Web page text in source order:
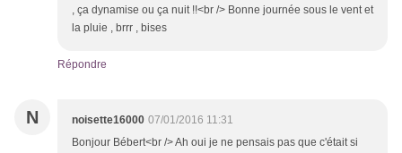
, ça dynamise ou ça nuit !!<br /> Bonne journée sous le vent et
la pluie , brrr , bises
Répondre
N noisette16000 07/01/2016 11:31
Bonjour Bébert<br /> Ah oui je ne pensais pas que c'était si